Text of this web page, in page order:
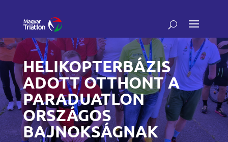
HELIKOPTERBÁZIS
ADOTT OTTHONT A
PARADUATLON
ORSZÁGOS
BAJNOKSÁGNAK